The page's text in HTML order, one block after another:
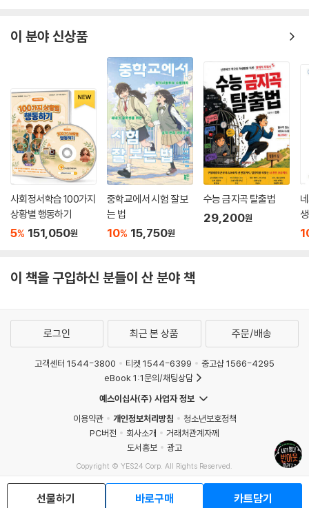
이 분야 신상품
사회정서학습 100가지
상황별 행동하기
5% 151,050원
중학교에서 시험 잘 보
는 법
10% 15,750원
수능 금지곡 탈출법
29,200원
이 책을 구입하신 분들이 산 분야 책
선물하기 바로구매 카트담기
로그인 최근 본 상품 주문/배송
고객센터 1544-3800 티켓 1544-6399
중고샵 1566-4295
eBook 1:1문의/채팅상담
예스이십사(주) 사업자 정보
이용약관
개인정보처리방침
청소년보호정책
PC버전
회사소개
거래처관계자께
도서홍보
광고
Copyright © YES24 Corp. All Rights Reserved.